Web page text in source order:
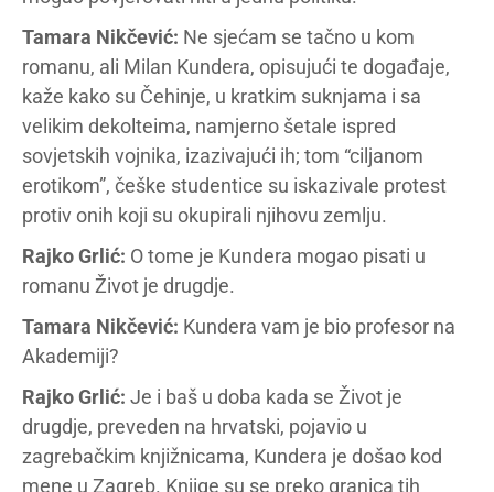
Tamara Nikčević: Ne sjećam se tačno u kom
romanu, ali Milan Kundera, opisujući te događaje,
kaže kako su Čehinje, u kratkim suknjama i sa
velikim dekolteima, namjerno šetale ispred
sovjetskih vojnika, izazivajući ih; tom “ciljanom
erotikom”, češke studentice su iskazivale protest
protiv onih koji su okupirali njihovu zemlju.
Rajko Grlić: O tome je Kundera mogao pisati u
romanu Život je drugdje.
Tamara Nikčević: Kundera vam je bio profesor na
Akademiji?
Rajko Grlić: Je i baš u doba kada se Život je
drugdje, preveden na hrvatski, pojavio u
zagrebačkim knjižnicama, Kundera je došao kod
mene u Zagreb. Knjige su se preko granica tih